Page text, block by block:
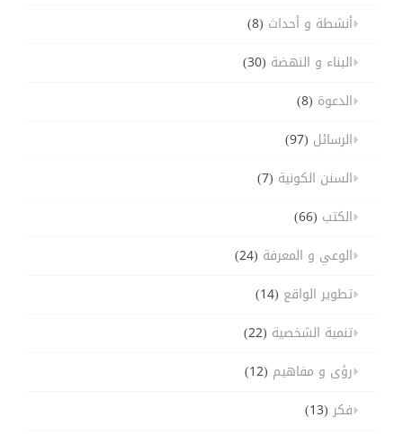
أنشطة و أحداث (8)
البناء و النهضة (30)
الدعوة (8)
الرسائل (97)
السنن الكونية (7)
الكتب (66)
الوعي و المعرفة (24)
تطوير الواقع (14)
تنمية الشخصية (22)
رؤى و مفاهيم (12)
فكر(13)